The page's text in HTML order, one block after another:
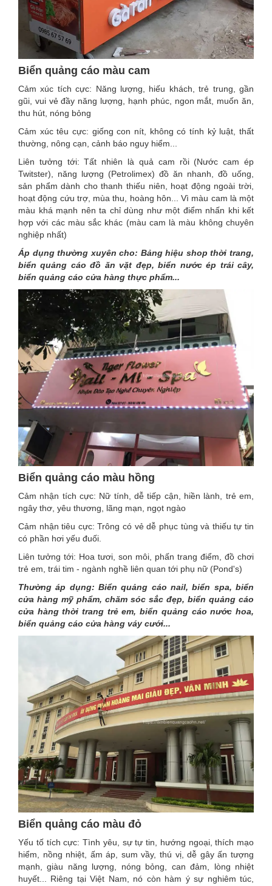
Biển quảng cáo màu cam
Cảm xúc tích cực: Năng lượng, hiếu khách, trẻ trung, gần
gũi, vui vẻ đầy năng lượng, hạnh phúc, ngon mắt, muốn ăn,
thu hút, nóng bỏng
Cảm xúc têu cực: giống con nít, không có tính kỷ luật, thất
thường, nông cạn, cảnh báo nguy hiểm...
Liên tưởng tới: Tất nhiên là quả cam rồi (Nước cam ép
Twitster), năng lượng (Petrolimex) đồ ăn nhanh, đồ uống,
sản phẩm dành cho thanh thiếu niên, hoạt động ngoài trời,
hoạt động cứu trợ, mùa thu, hoàng hôn... Vì màu cam là một
màu khá mạnh nên ta chỉ dùng như một điểm nhấn khi kết
hợp với các màu sắc khác (màu cam là màu không chuyên
nghiệp nhất)
Áp dụng thường xuyên cho: Bảng hiệu shop thời trang,
biển quảng cáo đồ ăn vặt đẹp, biển nước ép trái cây,
biển quảng cáo cửa hàng thực phẩm...
Biển quảng cáo màu hồng
Cảm nhận tích cực: Nữ tính, dễ tiếp cận, hiền lành, trẻ em,
ngây thơ, yêu thương, lãng mạn, ngọt ngào
Cảm nhận tiêu cực: Trông có vẻ dễ phục tùng và thiếu tự tin
có phần hơi yếu đuối.
Liên tưởng tới: Hoa tươi, son môi, phấn trang điểm, đồ chơi
trẻ em, trái tim - ngành nghề liên quan tới phụ nữ (Pond's)
Thường áp dụng: Biển quảng cáo nail, biển spa, biển
cửa hàng mỹ phẩm, chăm sóc sắc đẹp, biển quảng cáo
cửa hàng thời trang trẻ em, biển quảng cáo nước hoa,
biển quảng cáo cửa hàng váy cưới...
Biển quảng cáo màu đỏ
Yếu tố tích cực: Tình yêu, sự tự tin, hướng ngoại, thích mạo
hiểm, nồng nhiệt, ấm áp, sum vầy, thú vị, dễ gây ấn tượng
mạnh, giàu năng lượng, nóng bỏng, can đảm, lòng nhiệt
huyết... Riêng tại Việt Nam, nó còn hàm ý sự nghiêm túc,